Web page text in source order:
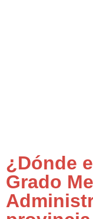
¿Dónde
Grado